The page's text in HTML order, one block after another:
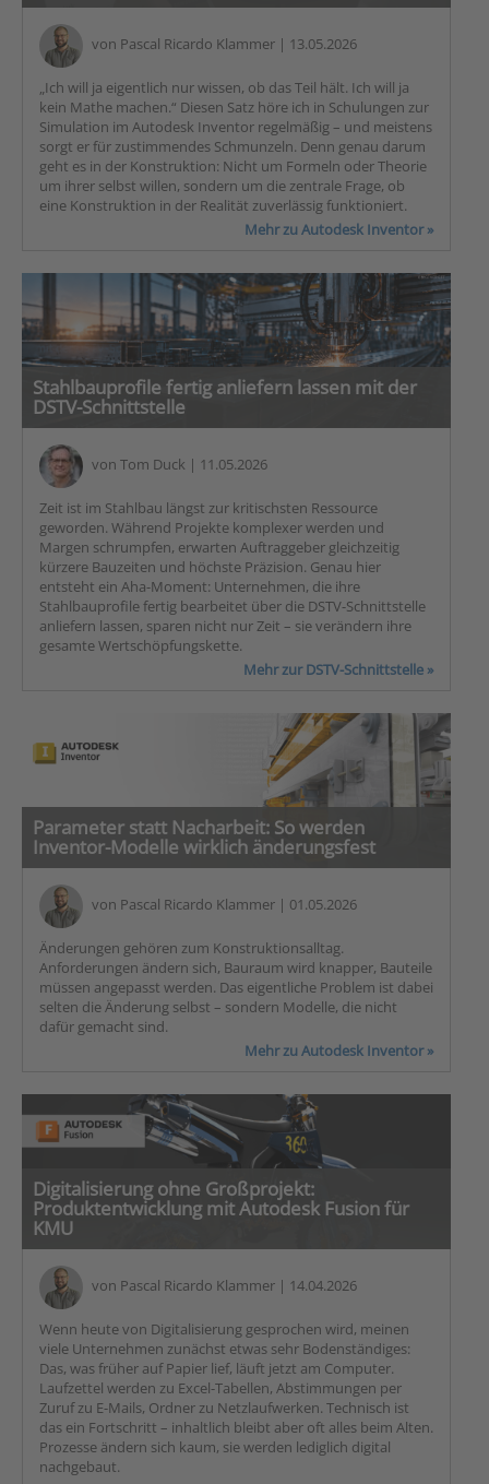
von Pascal Ricardo Klammer | 13.05.2026
„Ich will ja eigentlich nur wissen, ob das Teil hält. Ich will ja
kein Mathe machen.“ Diesen Satz höre ich in Schulungen zur
Simulation im Autodesk Inventor regelmäßig – und meistens
sorgt er für zustimmendes Schmunzeln. Denn genau darum
geht es in der Konstruktion: Nicht um Formeln oder Theorie
um ihrer selbst willen, sondern um die zentrale Frage, ob
eine Konstruktion in der Realität zuverlässig funktioniert.
Mehr zu Autodesk Inventor »
Stahlbauprofile fertig anliefern lassen mit der
DSTV-Schnittstelle
von Tom Duck | 11.05.2026
Zeit ist im Stahlbau längst zur kritischsten Ressource
geworden. Während Projekte komplexer werden und
Margen schrumpfen, erwarten Auftraggeber gleichzeitig
kürzere Bauzeiten und höchste Präzision. Genau hier
entsteht ein Aha-Moment: Unternehmen, die ihre
Stahlbauprofile fertig bearbeitet über die DSTV-Schnittstelle
anliefern lassen, sparen nicht nur Zeit – sie verändern ihre
gesamte Wertschöpfungskette.
Mehr zur DSTV-Schnittstelle »
Parameter statt Nacharbeit: So werden
Inventor-Modelle wirklich änderungsfest
von Pascal Ricardo Klammer | 01.05.2026
Änderungen gehören zum Konstruktionsalltag.
Anforderungen ändern sich, Bauraum wird knapper, Bauteile
müssen angepasst werden. Das eigentliche Problem ist dabei
selten die Änderung selbst – sondern Modelle, die nicht
dafür gemacht sind.
Mehr zu Autodesk Inventor »
Digitalisierung ohne Großprojekt:
Produktentwicklung mit Autodesk Fusion für
KMU
von Pascal Ricardo Klammer | 14.04.2026
Wenn heute von Digitalisierung gesprochen wird, meinen
viele Unternehmen zunächst etwas sehr Bodenständiges:
Das, was früher auf Papier lief, läuft jetzt am Computer.
Laufzettel werden zu Excel-Tabellen, Abstimmungen per
Zuruf zu E-Mails, Ordner zu Netzlaufwerken. Technisch ist
das ein Fortschritt – inhaltlich bleibt aber oft alles beim Alten.
Prozesse ändern sich kaum, sie werden lediglich digital
nachgebaut.